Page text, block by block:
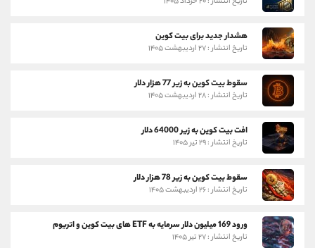
هشدار جدید برای بیت کوین
تاریخ انتشار : ۲۷ اردیبهشت ۱۴۰۵
سقوط بیت کوین به زیر 77 هزار دلار
تاریخ انتشار : ۲۸ اردیبهشت ۱۴۰۵
افت بیت کوین به زیر 64000 دلار
تاریخ انتشار : ۲۹ تیر ۱۴۰۵
سقوط بیت کوین به زیر 78 هزار دلار
تاریخ انتشار : ۲۶ اردیبهشت ۱۴۰۵
ورود 169 میلیون دلار سرمایه به ETF های بیت کوین و اتریوم
تاریخ انتشار : ۲۷ تیر ۱۴۰۵